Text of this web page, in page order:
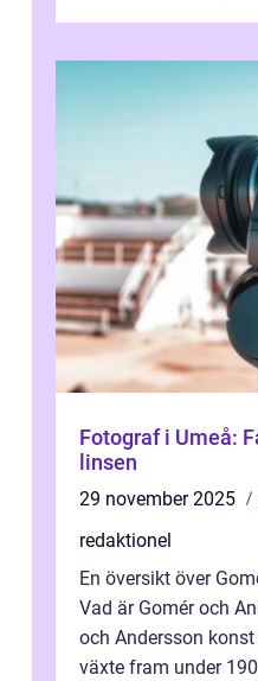
Fotograf i Umeå:
linsen
29 november 2025
redaktionel
En översikt över
Vad är Gomér och
och Andersson
växte fram under